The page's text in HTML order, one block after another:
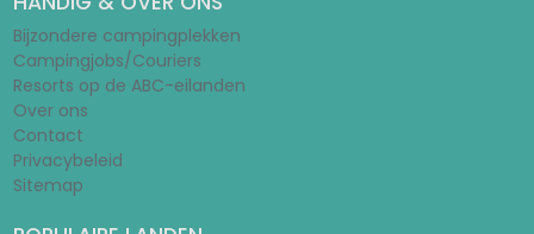
Bijzondere campingplekken
Campingjobs/Couriers
Resorts op de ABC-eilanden
Over ons
Contact
Privacybeleid
Sitemap